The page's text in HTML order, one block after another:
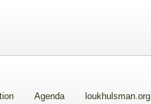
Agenda loukhulsman.org